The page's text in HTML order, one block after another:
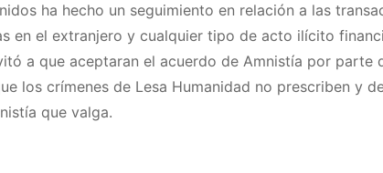
ha hecho un seguimiento en relación a las
en el extranjero y cualquier tipo de acto ilícito
a que aceptaran el acuerdo de Amnistía por parte
los crímenes de Lesa Humanidad no prescriben y
que valga.